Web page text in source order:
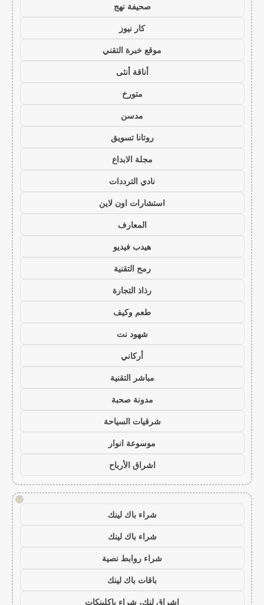
صحيفة نهج
كار نيوز
موقع خبرة التقني
أناقة أنثى
متورخ
مدسن
روتانا تسويق
مجلة الابداع
نادي الترددات
استشارات اون لاين
المعارف
هيدب فيديو
رمح التقنية
رذاذ التجارة
طعم وكيف
شهود نت
أركاني
مباشر التقنية
مدونة صحبة
شرقيات السياحة
موسوعة انوار
اشراق الأرباح
!
شراء باك لينك
شراء باك لينك
شراء روابط نصية
باقات باك لينك
اشراق لنك، شراء باكلينكات